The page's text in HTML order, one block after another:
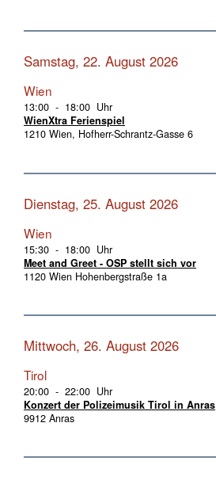
Samstag, 22. August 2026
Wien
13:00 - 18:00 Uhr
WienXtra Ferienspiel
1210 Wien, Hofherr-Schrantz-Gasse 6
Dienstag, 25. August 2026
Wien
15:30 - 18:00 Uhr
Meet and Greet - OSP stellt sich vor
1120 Wien Hohenbergstraße 1a
Mittwoch, 26. August 2026
Tirol
20:00 - 22:00 Uhr
Konzert der Polizeimusik Tirol in Anras
9912 Anras